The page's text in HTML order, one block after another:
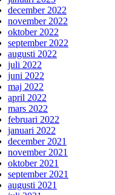
december 2022
november 2022
oktober 2022
september 2022
augusti 2022
juli 2022
juni 2022
maj 2022
april 2022
mars 2022
februari 2022
januari 2022
december 2021
november 2021
oktober 2021
september 2021
augusti 2021